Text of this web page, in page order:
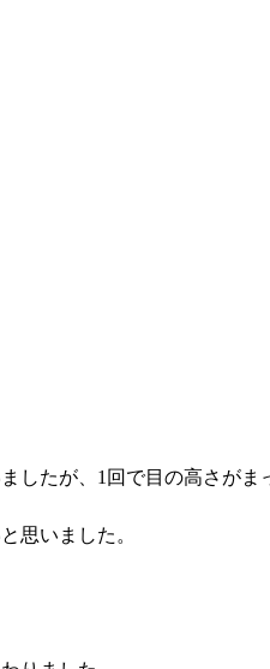
たが、1回で目の高さがま
思いました。